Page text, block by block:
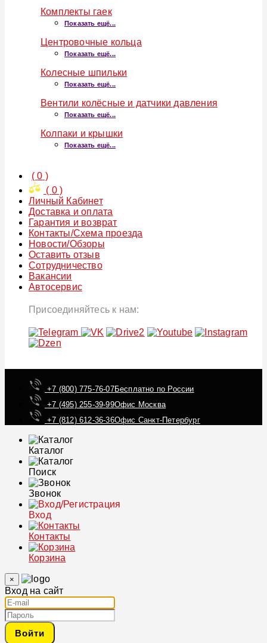
Комплекты гаек
Показать ещё...
Центровочные кольца
Показать ещё...
Колесные шпильки
Показать ещё...
Вентили колёсные и датчики давления
Показать ещё...
Колпаки и крышки
Показать ещё...
(0 )
( 0)
Личный Кабинет
Доставка и оплата
Гарантия и возврат
Контакты/Схема проезда
Новости/Обзоры
Оставить отзыв
Сотрудничество
Вакансии
Автосервис
Присоединяйтесь к нам:
+7 (800) 775-76-07Бесплатно по России
+7 (495) 255-39-99Офис Москва
+7 (812) 612-36-36Офис Санкт-Петербург
Каталог
Поиск
Звонок
Вход
Контакты
Корзина
×
Вход на сайт
Войти